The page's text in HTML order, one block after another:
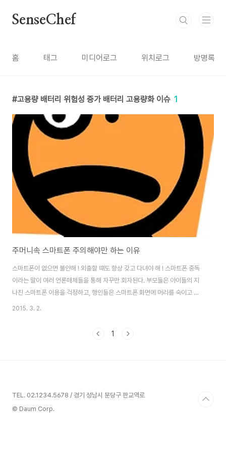
SenseChef
홈 태그 미디어로그 위치로그 방명록
고용량 배터리 위험성 증가 배터리 고용량화 이슈 1
주머니속 스마트폰 주의해야만 하는 이유
스마트폰이 없으면 불안해 ! 외출할 떄도 항상 갖고 다녀야 해 ! 스마트폰 중독
이라는 말이 여러 언론매체들을 통해 자꾸만 회자된다. 부모들은 아이들의 지
나친 스마트폰 이용을 걱정하고, 행인들은 스마트폰 화면에 머리를 숙이고 횡
단보도를 건너는 젊은이들을 안타깝게 바라 본다. 스마트폰을 늦게 접하신 어
들을 한마디로 요약한다면 이제 스마트폰은 우리의 일상 생활에 꼭 필요한 존
2015. 3. 2.
1
TEL. 02.1234.5678 / 경기 성남시 분당구 판교역로
© Daum Corp.